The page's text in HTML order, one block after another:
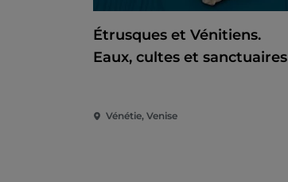
Étrusques et Vénitiens.
Eaux, cultes et sanctuaires
Vénétie, Venise